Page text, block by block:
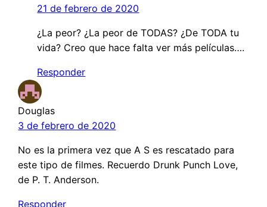
21 de febrero de 2020
¿La peor? ¿La peor de TODAS? ¿De TODA tu
vida? Creo que hace falta ver más películas….
Responder
Douglas
3 de febrero de 2020
No es la primera vez que A S es rescatado para
este tipo de filmes. Recuerdo Drunk Punch Love,
de P. T. Anderson.
Responder